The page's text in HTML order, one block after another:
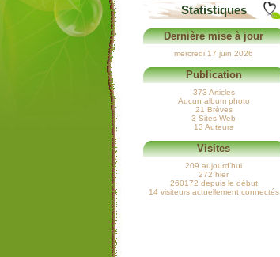
Statistiques
Dernière mise à jour
mercredi 17 juin 2026
Publication
373 Articles
Aucun album photo
21 Brèves
3 Sites Web
13 Auteurs
Visites
209 aujourd’hui
272 hier
260172 depuis le début
14 visiteurs actuellement connectés